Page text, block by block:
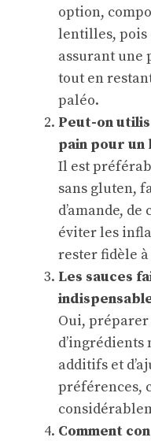
option,
lentilles, pois
assurant une
tout en
paléo.
Peut-on
pain pour un
Il est
sans gluten,
d’amande,
éviter les
rester fidèle
Les sauces
Oui, préparer
d’ingrédients
additifs et
préférences,
Comment